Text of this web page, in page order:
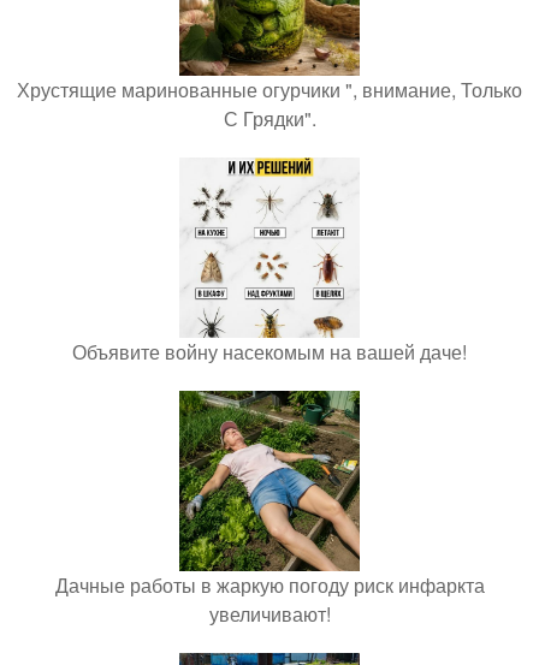
Хрустящие маринованные огурчики ", внимание, Только
С Грядки".
Объявите войну насекомым на вашей даче!
Дачные работы в жаркую погоду риск инфаркта
увеличивают!